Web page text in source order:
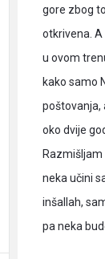
gore zbog
otkrivena.
u ovom
kako samo
poštovanja,
oko dvije
neka učini
inšallah,
pa neka